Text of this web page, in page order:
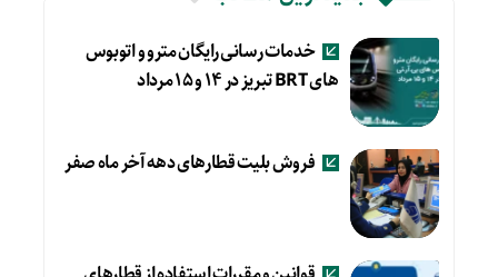
خدمات رسانی رایگان مترو و اتوبوس
های BRT تبریز در ۱۴ و ۱۵ مرداد
فروش بلیت قطارهای دهه آخر ماه صفر